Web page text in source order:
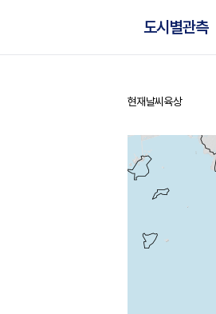
도시별관측
홈
현재날씨 육상